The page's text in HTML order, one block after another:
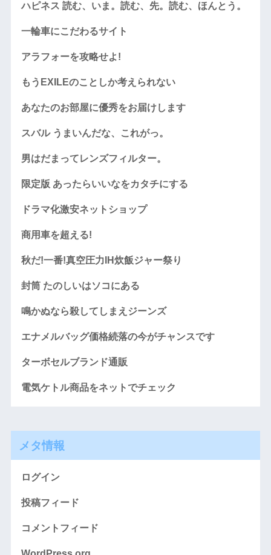
ハピネス 読む、いま。読む、先。読む、ほんとう。
一輪車にこだわるサイト
アラフォーを攻略せよ!
もうEXILEのことしか考えられない
あなたのお部屋に優秀をお届けします
スバル うまいんだな、これがっ。
男はだまってレンズフィルター。
限定版 あったらいいなをカタチにする
ドラマ化激安ネットショップ
商用車を超える!
秋だ!一番!真空圧力IH炊飯ジャー祭り
封筒 たのしいはソコにある
鳴かぬなら殺してしまえジーンズ
エナメルバッグ価格続落の今がチャンスです
ターボセルブランド通販
電気ケトル商品をネットでチェック
メタ情報
ログイン
投稿フィード
コメントフィード